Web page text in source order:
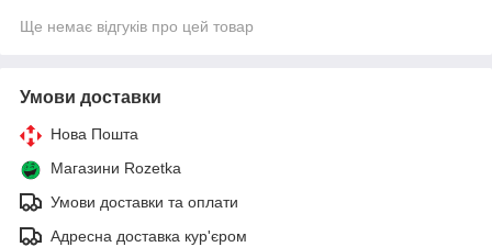
Ще немає відгуків про цей товар
Умови доставки
Нова Пошта
Магазини Rozetka
Умови доставки та оплати
Адресна доставка кур'єром